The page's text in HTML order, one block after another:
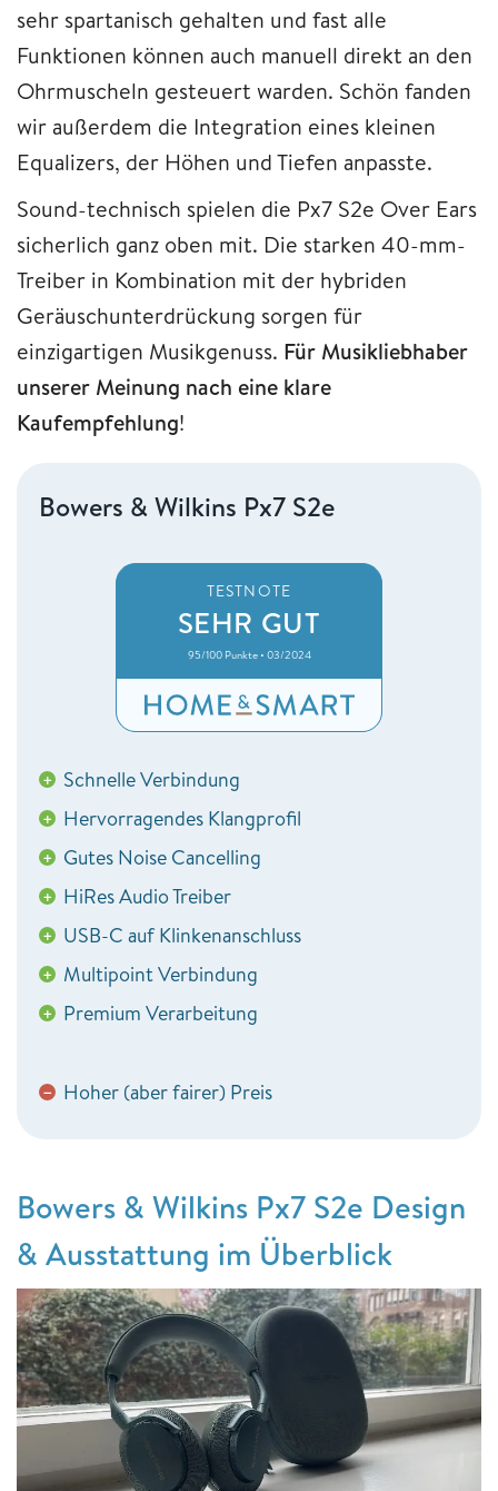
sehr spartanisch gehalten und fast alle
Funktionen können auch manuell direkt an den
Ohrmuscheln gesteuert warden. Schön fanden
wir außerdem die Integration eines kleinen
Equalizers, der Höhen und Tiefen anpasste.
Sound-technisch spielen die Px7 S2e Over Ears
sicherlich ganz oben mit. Die starken 40-mm-
Treiber in Kombination mit der hybriden
Geräuschunterdrückung sorgen für
einzigartigen Musikgenuss. Für Musikliebhaber
unserer Meinung nach eine klare
Kaufempfehlung!
Bowers & Wilkins Px7 S2e
TESTNOTE
SEHR GUT
95/100 Punkte • 03/2024
+ Schnelle Verbindung
+ Hervorragendes Klangprofil
+ Gutes Noise Cancelling
+ HiRes Audio Treiber
+ USB-C auf Klinkenanschluss
+ Multipoint Verbindung
+ Premium Verarbeitung
− Hoher (aber fairer) Preis
Bowers & Wilkins Px7 S2e Design
& Ausstattung im Überblick